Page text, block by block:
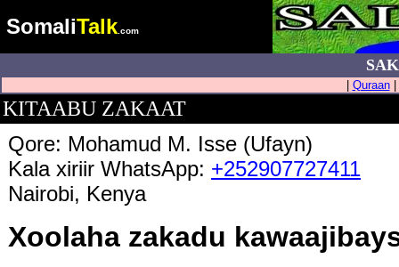
SomaliTalk .com
Quraan|
KITAABU ZAKAAT
Qore: Mohamud M. Isse (Ufayn)
Kala xiriir WhatsApp: +252907727411
Nairobi, Kenya
Xoolaha zakadu